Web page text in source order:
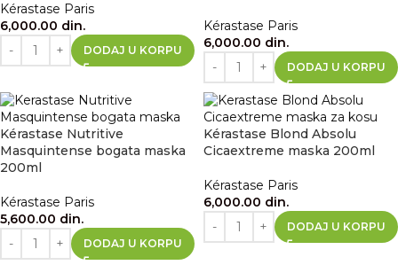
Kérastase Paris
6,000.00 din.
DODAJ U KORPU
Kérastase Paris
6,000.00 din.
DODAJ U KORPU
Kérastase Nutritive
Masquintense bogata maska
200ml
Kérastase Paris
5,600.00 din.
DODAJ U KORPU
Kérastase Blond Absolu
Cicaextreme maska 200ml
Kérastase Paris
6,000.00 din.
DODAJ U KORPU